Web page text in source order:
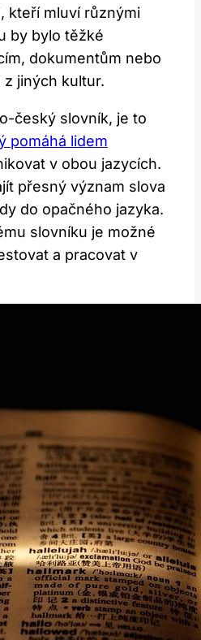
kteří mluví ⁣různými
by bylo těžké​
dokumentům nebo‌
jiných ⁣kultur.
český ‍slovník,⁢ je to
pomáhá lidem
v obou jazycích.
přesný význam slova
do opačného‍ jazyka.‍
slovníku je možné
a pracovat v